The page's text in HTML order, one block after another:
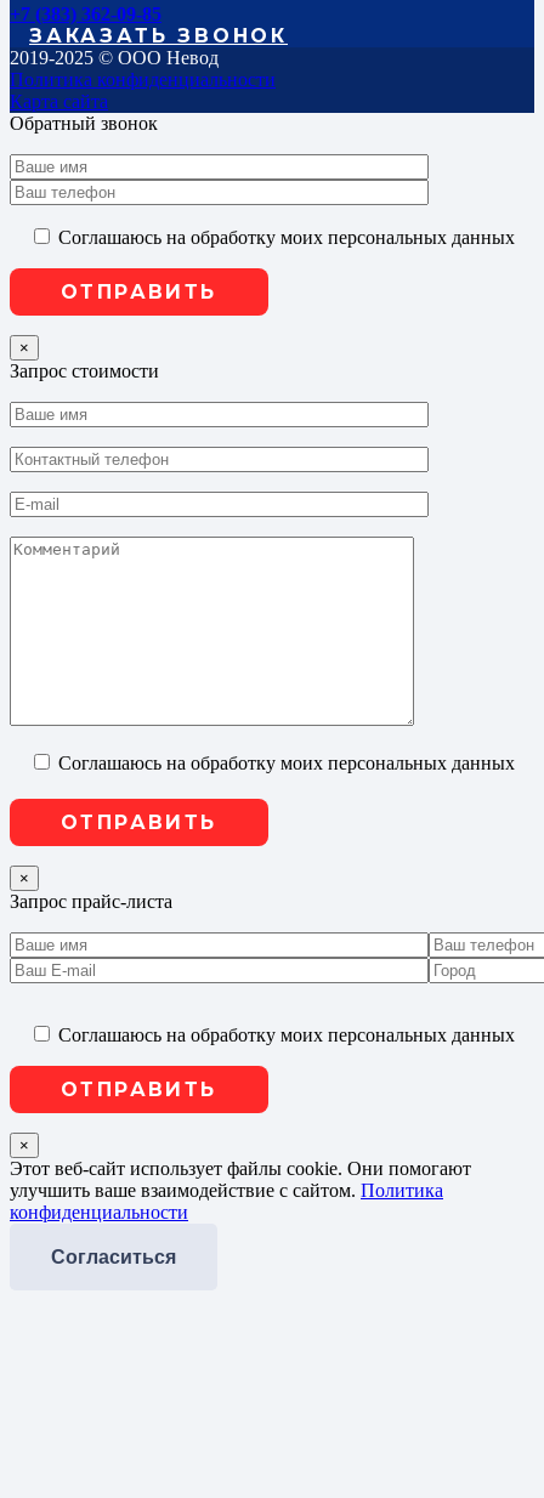
+7 (383) 362-09-85
ЗАКАЗАТЬ ЗВОНОК
2019-2025 © ООО Невод
Политика конфиденциальности
Карта сайта
Обратный звонок
Соглашаюсь на обработку моих персональных данных
×
Запрос стоимости
Соглашаюсь на обработку моих персональных данных
×
Запрос прайс-листа
Соглашаюсь на обработку моих персональных данных
×
Этот веб-сайт использует файлы cookie. Они помогают
улучшить ваше взаимодействие с сайтом. Политика
конфиденциальности
Согласиться